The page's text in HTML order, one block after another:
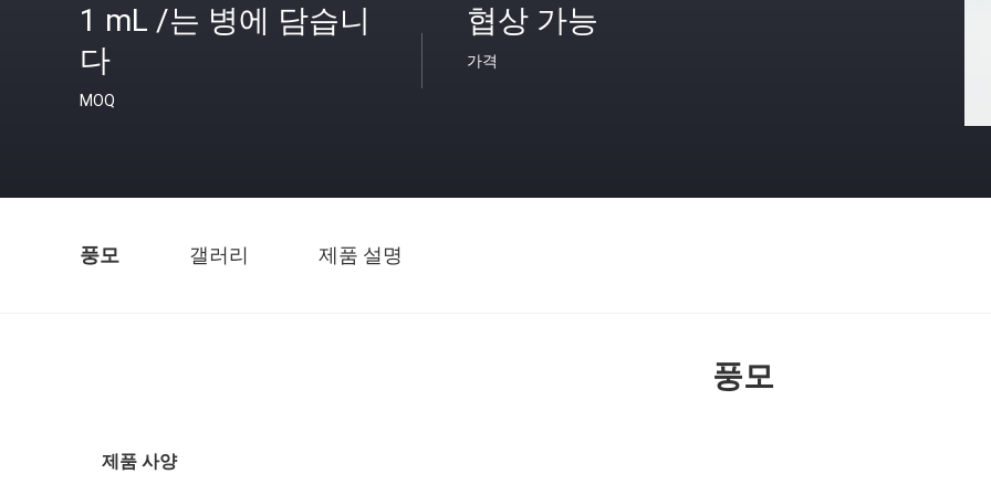
1 mL /는 병에 담습니
다
MOQ
협상 가능
가격
풍모 갤러리 제품 설명
풍모
제품 사양